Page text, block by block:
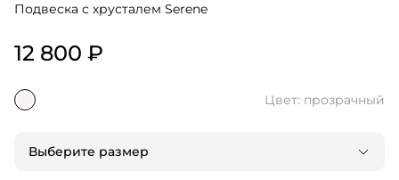
Подвеска с хрусталем Serene
12 800 ₽
Цвет: прозрачный
Выберите размер